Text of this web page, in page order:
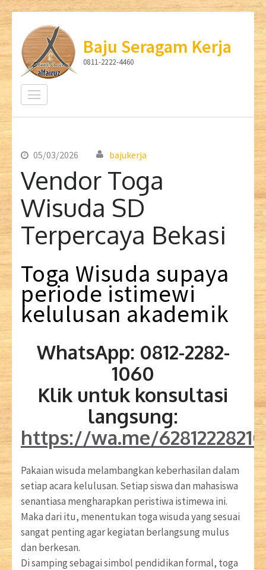
konten
(Tekan
Enter)
Baju Seragam Kerja
0811-2222-4460
05/03/2026 bajukerja
Vendor Toga
Wisuda SD
Terpercaya Bekasi
Toga Wisuda supaya
periode istimewi
kelulusan akademik
WhatsApp: 0812-2282-
1060
Klik untuk konsultasi
langsung:
https://wa.me/
Pakaian wisuda melambangkan keberhasilan dalam
setiap acara kelulusan. Setiap siswa dan mahasiswa
senantiasa mengharapkan peristiwa istimewa ini.
Maka dari itu, menentukan toga wisuda yang sesuai
sangat penting agar kegiatan berlangsung mulus
dan berkesan.
Di samping sebagai simbol pendidikan formal, toga